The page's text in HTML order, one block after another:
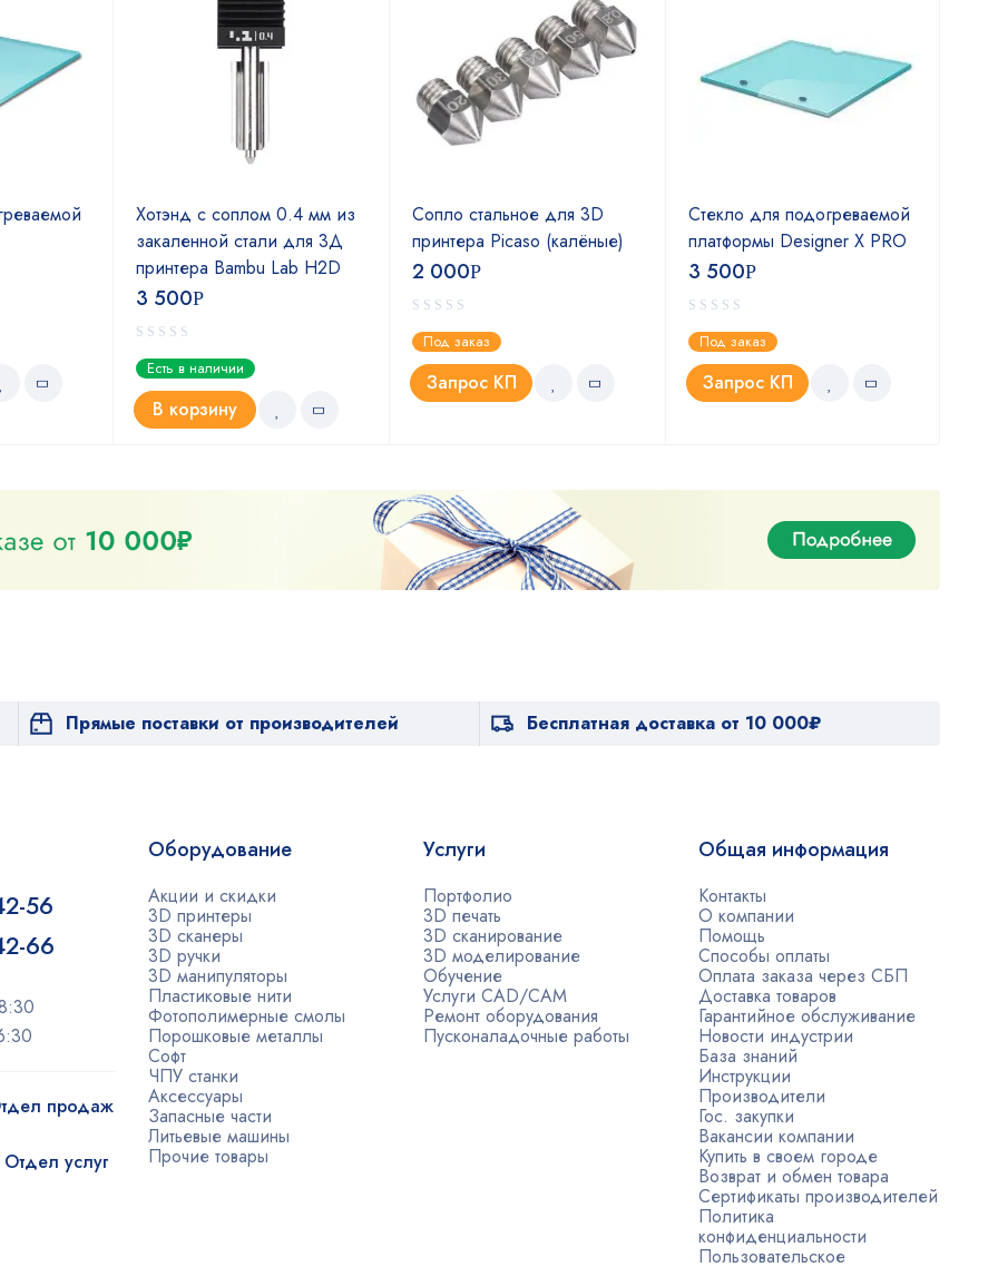
Хотэнд с соплом 0.4 мм из
закаленной стали для 3Д
принтера Bambu Lab H2D
3 500Р
Есть в наличии
В корзину
Сопло стальное для 3D
принтера Picaso (кaлёные)
2 000Р
Под заказ
Запрос КП
Стекло для подогреваемой
платформы Designer X PRO
3 500Р
Под заказ
Запрос КП
Прямые поставки от производителей Бесплатная доставка от 10 000₽
56
66
продаж
услуг
Оборудование
Акции и скидки
3D принтеры
3D сканеры
3D ручки
3D манипуляторы
Пластиковые нити
Фотополимерные смолы
Порошковые металлы
Софт
ЧПУ станки
Аксессуары
Запасные части
Литьевые машины
Прочие товары
Услуги
Портфолио
3D печать
3D сканирование
3D моделирование
Обучение
Услуги CAD/CAM
Ремонт оборудования
Пусконаладочные работы
Общая информация
Контакты
О компании
Помощь
Способы оплаты
Оплата заказа через СБП
Доставка товаров
Гарантийное обслуживание
Новости индустрии
База знаний
Инструкции
Производители
Гос. закупки
Вакансии компании
Купить в своем городе
Возврат и обмен товара
Сертификаты производителей
Политика
конфиденциальности
Пользовательское